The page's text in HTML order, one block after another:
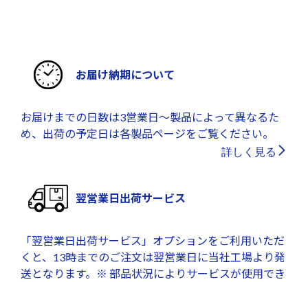
お届け納期について
お届けまでの日数は3営業日～製品によって異なるた
め、出荷の予定日は各製品ページをご覧ください。
詳しく見る
翌営業日出荷サービス
「翌営業日出荷サービス」オプションをご利用いただ
くと、13時までのご注文は翌営業日に当社工場より発
送となります。※ 部品状況によりサービスが使用でき